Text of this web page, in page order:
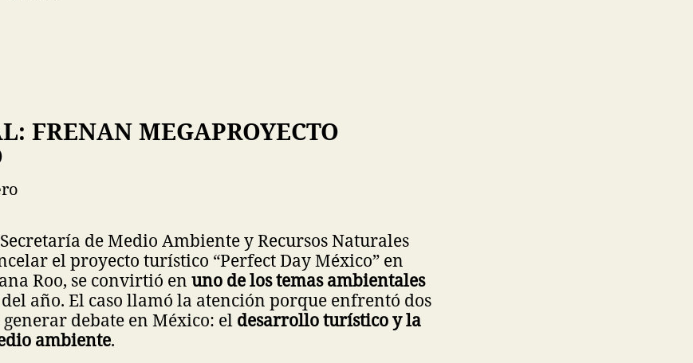
FRENAN MEGAPROYECTO
de Medio Ambiente y Recursos Naturales
el proyecto turístico “Perfect Day México” en
Roo, se convirtió en uno de los temas ambientales
año. El caso llamó la atención porque enfrentó dos
debate en México: el desarrollo turístico y la
ambiente.